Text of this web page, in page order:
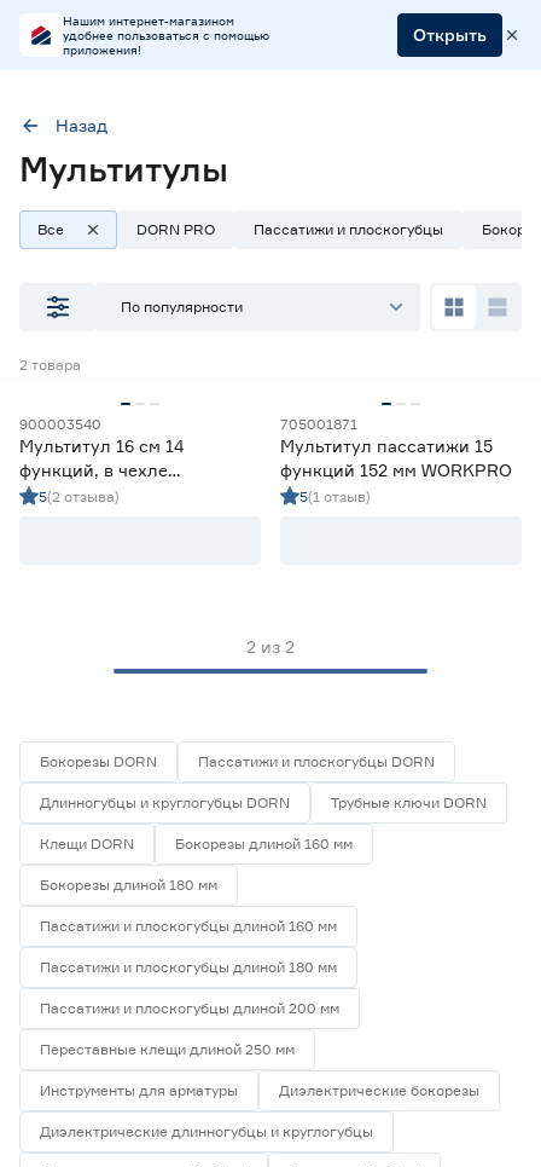
Нашим интернет-магазином
удобнее пользоваться с помощью
приложения!
Открыть
ТипМультитулы
Наличие в магазинах
ул. Селезнева, 4
ул. им. Данилы Волкореза, 2
Тип
Арматурогибы
Для гвоздей
Для гибки металла
0
Для труб
0
Защитные накладки
Клещи-гаечный ключ
Ещё 4
Длина (мм)
100
152 160
Ещё 12
Диэлектрическое покрытие
Да
Материал
Инструментальная сталь
Назад
Мультитулы
Все DORN PRO Пассатижи и плоскогубцы
По популярности
2 товара
900003540
Мультитул 16 см 14
функций, в чехле
FORESTER Mobile
5(2 отзыва)
705001871
Мультитул пассатижи 15
функций 152 мм WORKPRO
5(1 отзыв)
2 из 2
Бокорезы DORN Пассатижи и плоскогубцы DORN
Длинногубцы и круглогубцы DORN Трубные ключи DORN
Клещи DORN Бокорезы длиной 160 мм
Бокорезы длиной 180 мм
Пассатижи и плоскогубцы длиной 160 мм
Пассатижи и плоскогубцы длиной 180 мм
Пассатижи и плоскогубцы длиной 200 мм
Переставные клещи длиной 250 мм
Инструменты для арматуры Диэлектрические бокорезы
Диэлектрические длинногубцы и круглогубцы